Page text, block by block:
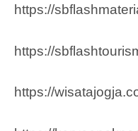
https://
https://
https://